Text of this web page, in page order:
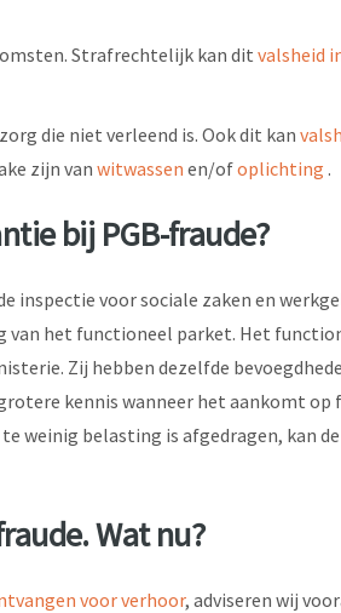
Strafrechtelijk kan dit valsheid
die niet verleend is. Ook dit kan
zijn van witwassen en/ofoplichting .
bij PGB-fraude?
inspectie voor sociale zaken en
van het functioneel parket. Het
Zij hebben dezelfde
kennis wanneer het aankomt op
weinig belasting is afgedragen, kan
Wat nu?
voor verhoor, adviseren wij